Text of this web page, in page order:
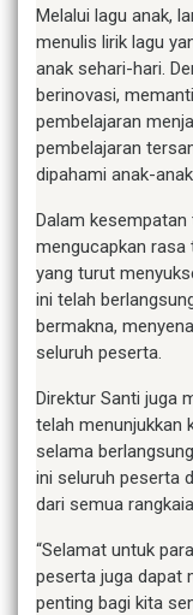
Melalui lagu anak,
menulis lirik lagu
anak sehari-hari.
berinovasi,
pembelajaran
pembelajaran
dipahami anak-
Dalam
mengucapkan rasa
yang turut
ini telah
bermakna,
seluruh peserta.
Direktur Santi juga
telah menunjukkan
selama
ini seluruh peserta
dari semua
“Selamat untuk
peserta juga dapat
penting bagi kita